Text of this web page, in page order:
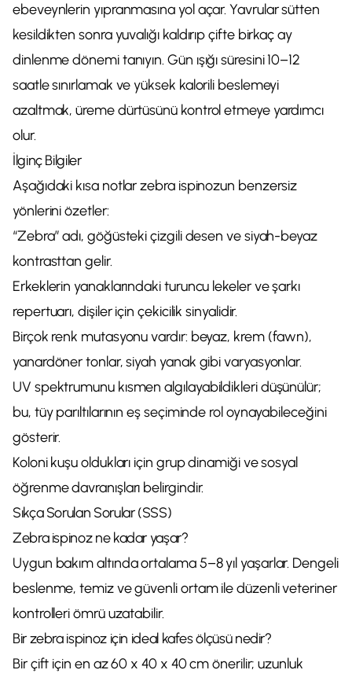
ebeveynlerin yıpranmasına yol açar. Yavrular sütten
kesildikten sonra yuvalığı kaldırıp çifte birkaç ay
dinlenme dönemi tanıyın. Gün ışığı süresini 10–12
saatle sınırlamak ve yüksek kalorili beslemeyi
azaltmak, üreme dürtüsünü kontrol etmeye yardımcı
olur.
İlginç Bilgiler
Aşağıdaki kısa notlar zebra ispinozun benzersiz
yönlerini özetler:
“Zebra” adı, göğüsteki çizgili desen ve siyah-beyaz
kontrasttan gelir.
Erkeklerin yanaklarındaki turuncu lekeler ve şarkı
repertuarı, dişiler için çekicilik sinyalidir.
Birçok renk mutasyonu vardır: beyaz, krem (fawn),
yanardöner tonlar, siyah yanak gibi varyasyonlar.
UV spektrumunu kısmen algılayabildikleri düşünülür;
bu, tüy parıltılarının eş seçiminde rol oynayabileceğini
gösterir.
Koloni kuşu oldukları için grup dinamiği ve sosyal
öğrenme davranışları belirgindir.
Sıkça Sorulan Sorular (SSS)
Zebra ispinoz ne kadar yaşar?
Uygun bakım altında ortalama 5–8 yıl yaşarlar. Dengeli
beslenme, temiz ve güvenli ortam ile düzenli veteriner
kontrolleri ömrü uzatabilir.
Bir zebra ispinoz için ideal kafes ölçüsü nedir?
Bir çift için en az 60 x 40 x 40 cm önerilir; uzunluk